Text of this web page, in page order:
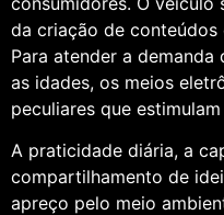
da criação de conteúdos
Para atender a
as idades, os meios
peculiares que
A praticidade diária, a
compartilhamento de
apreço pelo meio